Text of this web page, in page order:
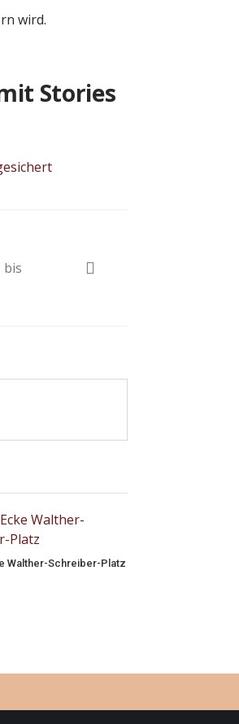
wird.
Stories
Walther-Schreiber-Platz